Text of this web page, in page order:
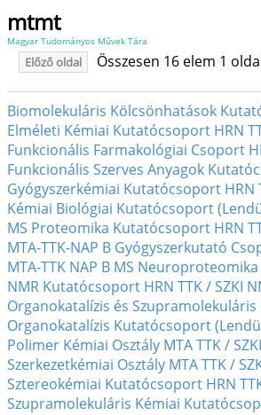
mtmt
Magyar Tudományos Művek Tára
Előző oldal Összesen 16 elem 1
Biomolekuláris Kölcsönhatások
Elméleti Kémiai Kutatócsoport HRN
Funkcionális Farmakológiai Csoport
Funkcionális Szerves Anyagok
Gyógyszerkémiai Kutatócsoport HRN
Kémiai Biológiai Kutatócsoport
MS Proteomika Kutatócsoport HRN
MTA-TTK-NAP B Gyógyszerkutató
MTA-TTK NAP B MS
NMR Kutatócsoport HRN TTK / SZKI
Organokatalízis és Szupramolekuláris
Organokatalízis Kutatócsoport
Polimer Kémiai Osztály MTA TTK /
Szerkezetkémiai Osztály MTA TTK /
Sztereokémiai Kutatócsoport HRN
Szupramolekuláris Kémiai